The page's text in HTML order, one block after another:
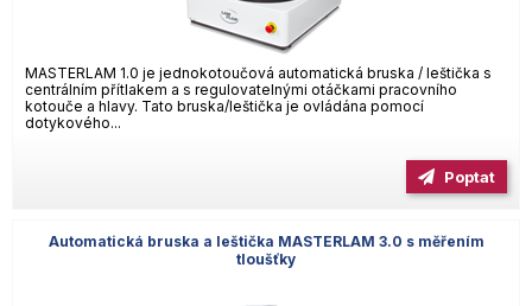
MASTERLAM 1.0 je jednokotoučová automatická bruska / leštička s
centrálním přítlakem a s regulovatelnými otáčkami pracovního
kotouče a hlavy. Tato bruska/leštička je ovládána pomocí
dotykového...
Poptat
Automatická bruska a leštička MASTERLAM 3.0 s měřením
tloušťky